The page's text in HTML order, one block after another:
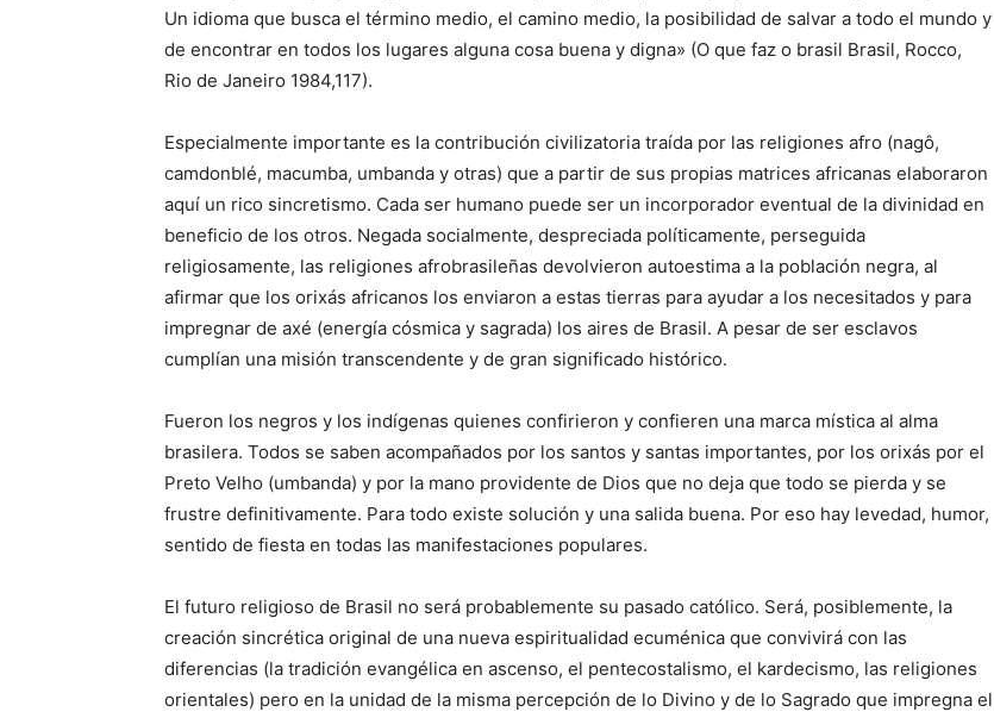
Un idioma que busca el término medio, el camino medio, la posibilidad de salvar a todo el mundo y
de encontrar en todos los lugares alguna cosa buena y digna» (O que faz o brasil Brasil, Rocco,
Rio de Janeiro 1984,117).
Especialmente importante es la contribución civilizatoria traída por las religiones afro (nagô,
camdonblé, macumba, umbanda y otras) que a partir de sus propias matrices africanas elaboraron
aquí un rico sincretismo. Cada ser humano puede ser un incorporador eventual de la divinidad en
beneficio de los otros. Negada socialmente, despreciada políticamente, perseguida
religiosamente, las religiones afrobrasileñas devolvieron autoestima a la población negra, al
afirmar que los orixás africanos los enviaron a estas tierras para ayudar a los necesitados y para
impregnar de axé (energía cósmica y sagrada) los aires de Brasil. A pesar de ser esclavos
cumplían una misión transcendente y de gran significado histórico.
Fueron los negros y los indígenas quienes confirieron y confieren una marca mística al alma
brasilera. Todos se saben acompañados por los santos y santas importantes, por los orixás por el
Preto Velho (umbanda) y por la mano providente de Dios que no deja que todo se pierda y se
frustre definitivamente. Para todo existe solución y una salida buena. Por eso hay levedad, humor,
sentido de fiesta en todas las manifestaciones populares.
El futuro religioso de Brasil no será probablemente su pasado católico. Será, posiblemente, la
creación sincrética original de una nueva espiritualidad ecuménica que convivirá con las
diferencias (la tradición evangélica en ascenso, el pentecostalismo, el kardecismo, las religiones
orientales) pero en la unidad de la misma percepción de lo Divino y de lo Sagrado que impregna el